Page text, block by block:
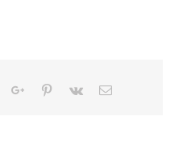
TumblrGoogle+Pinterest
Vk Email